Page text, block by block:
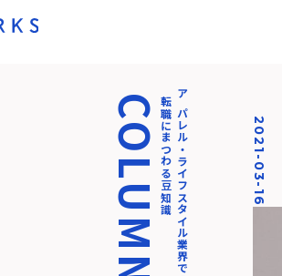
COLUMNアパレル・ライフスタイル業界での
転職にまつわる豆知識 2021-03-16